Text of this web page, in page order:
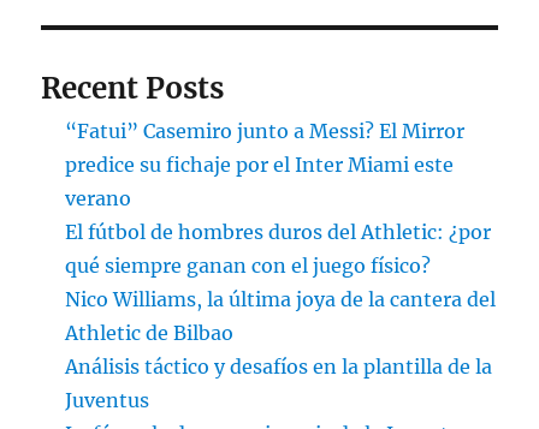
Recent Posts
“Fatui” Casemiro junto a Messi? El Mirror
predice su fichaje por el Inter Miami este
verano
El fútbol de hombres duros del Athletic: ¿por
qué siempre ganan con el juego físico?
Nico Williams, la última joya de la cantera del
Athletic de Bilbao
Análisis táctico y desafíos en la plantilla de la
Juventus